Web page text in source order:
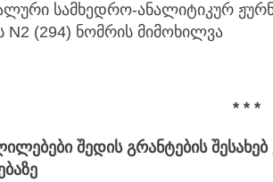
სამხედრო-ანალიტიკურ
N2 (294) ნომრის მიმოხილვა
* * *
შედის გრანტების